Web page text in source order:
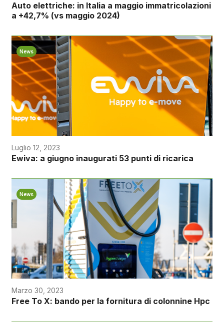
Auto elettriche: in Italia a maggio immatricolazioni
a +42,7% (vs maggio 2024)
News
Luglio 12, 2023
Ewiva: a giugno inaugurati 53 punti di ricarica
News
Marzo 30, 2023
Free To X: bando per la fornitura di colonnine Hpc